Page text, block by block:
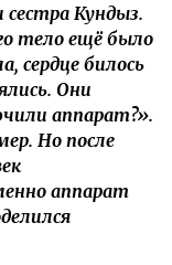
Кундыз.
тело ещё было
сердце билось
Они
аппарат?».
Но после
аппарат